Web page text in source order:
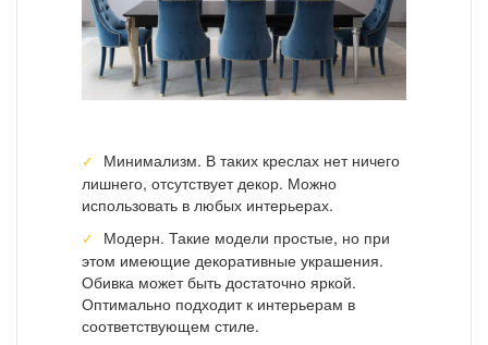
Минимализм. В таких креслах нет ничего
лишнего, отсутствует декор. Можно
использовать в любых интерьерах.
Модерн. Такие модели простые, но при
этом имеющие декоративные украшения.
Обивка может быть достаточно яркой.
Оптимально подходит к интерьерам в
соответствующем стиле.